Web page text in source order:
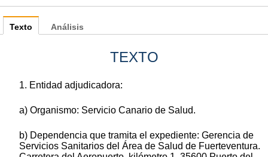
Texto
TEXTO
1. Entidad adjudicadora:
a) Organismo: Servicio Canario de Salud.
b) Dependencia que tramita el expediente: Gerencia de
Servicios Sanitarios del Área de Salud de Fuerteventura.
Análisis